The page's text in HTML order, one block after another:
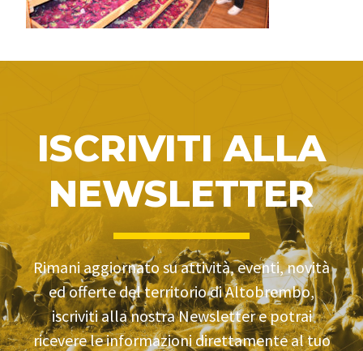
ISCRIVITI ALLA
NEWSLETTER
Rimani aggiornato su attività, eventi, novità
ed offerte del territorio di Altobrembo,
iscriviti alla nostra Newsletter e potrai
ricevere le informazioni direttamente al tuo